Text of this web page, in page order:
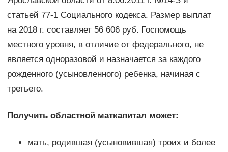
статьей 77-1 Социального кодекса. Размер выплат
на 2018 г. составляет 56 606 руб. Госпомощь
местного уровня, в отличие от федерального, не
является одноразовой и назначается за каждого
рожденного (усыновленного) ребенка, начиная с
третьего.
Получить областной маткапитал может:
мать, родившая (усыновившая) троих и более